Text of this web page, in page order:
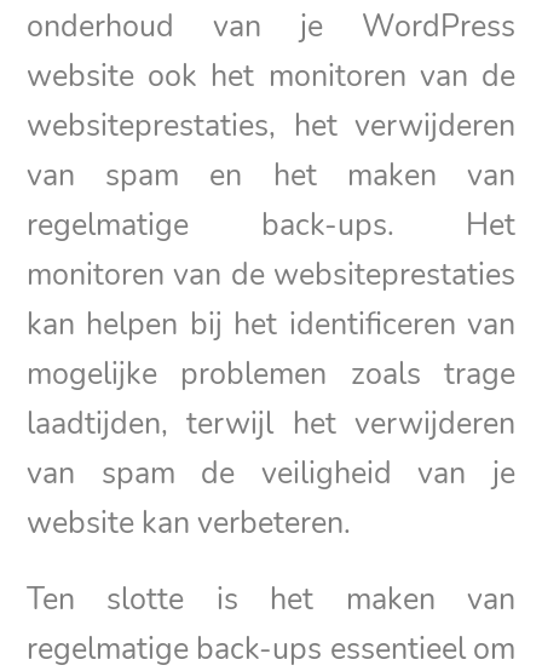
onderhoud van je WordPress
website ook het monitoren van de
websiteprestaties, het verwijderen
van spam en het maken van
regelmatige back-ups. Het
monitoren van de websiteprestaties
kan helpen bij het identificeren van
mogelijke problemen zoals trage
laadtijden, terwijl het verwijderen
van spam de veiligheid van je
website kan verbeteren.
Ten slotte is het maken van
regelmatige back-ups essentieel om